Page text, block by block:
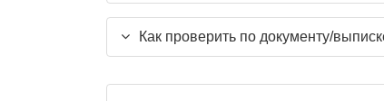
Как проверить по документу/